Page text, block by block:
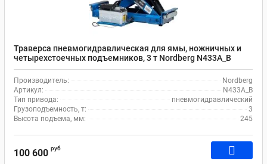
Траверса пневмогидравлическая для ямы, ножничных и
четырехстоечных подъемников, 3 т Nordberg N433A_B
Производитель:
Nordberg
Артикул:
N433A_B
Тип привода:
пневмогидравлический
Грузоподъемность, т:
3
Высота подъема, мм:
245
100 600 руб